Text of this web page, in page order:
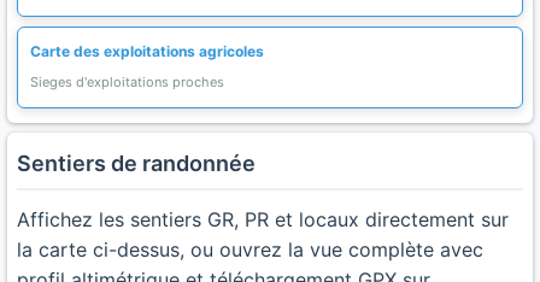
Carte des exploitations agricoles
Sieges d'exploitations proches
Sentiers de randonnée
Affichez les sentiers GR, PR et locaux directement sur
la carte ci-dessus, ou ouvrez la vue complète avec